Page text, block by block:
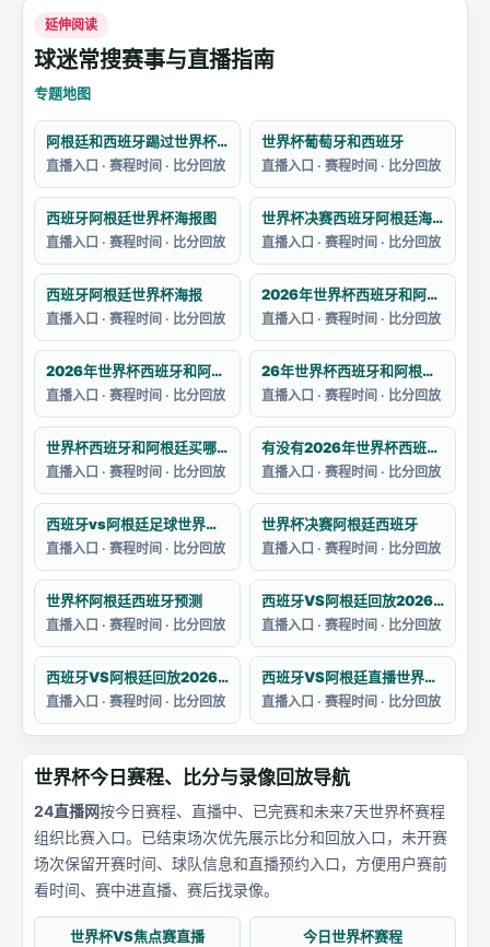
延伸阅读
球迷常搜赛事与直播指南
专题地图
阿根廷和西班牙踢过世界杯吗
直播入口 · 赛程时间 · 比分回放
世界杯葡萄牙和西班牙
直播入口 · 赛程时间 · 比分回放
西班牙阿根廷世界杯海报图
直播入口 · 赛程时间 · 比分回放
世界杯决赛西班牙阿根廷海报
直播入口 · 赛程时间 · 比分回放
西班牙阿根廷世界杯海报
直播入口 · 赛程时间 · 比分回放
2026年世界杯西班牙和阿根廷的决赛预测
直播入口 · 赛程时间 · 比分回放
2026年世界杯西班牙和阿根廷的阵容如何
直播入口 · 赛程时间 · 比分回放
26年世界杯西班牙和阿根廷哪个强一点
直播入口 · 赛程时间 · 比分回放
世界杯西班牙和阿根廷买哪个
直播入口 · 赛程时间 · 比分回放
有没有2026年世界杯西班牙对阵阿根廷的集锦
直播入口 · 赛程时间 · 比分回放
西班牙vs阿根廷足球世界杯战绩分析
直播入口 · 赛程时间 · 比分回放
世界杯决赛阿根廷西班牙
直播入口 · 赛程时间 · 比分回放
世界杯阿根廷西班牙预测
直播入口 · 赛程时间 · 比分回放
西班牙VS阿根廷回放2026卡塔尔世界杯赛
直播入口 · 赛程时间 · 比分回放
西班牙VS阿根廷回放2026卡塔尔世界杯
直播入口 · 赛程时间 · 比分回放
西班牙VS阿根廷直播世界杯主题曲目
直播入口 · 赛程时间 · 比分回放
世界杯今日赛程、比分与录像回放导航
24直播网按今日赛程、直播中、已完赛和未来7天世界杯赛程
组织比赛入口。已结束场次优先展示比分和回放入口，未开赛
场次保留开赛时间、球队信息和直播预约入口，方便用户赛前
看时间、赛中进直播、赛后找录像。
世界杯VS焦点赛直播 今日世界杯赛程